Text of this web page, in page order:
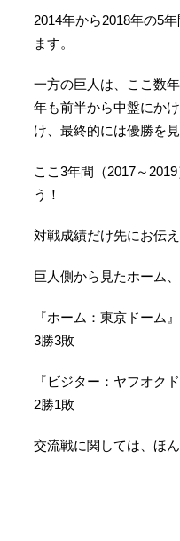
2014年から2018年の5
ます。
一方の巨人は、ここ数
年も前半から中盤にか
け、最終的には優勝を
ここ3年間（2017～
う！
対戦成績だけ先にお伝
巨人側から見たホーム
『ホーム：東京ドーム』
3勝3敗
『ビジター：ヤフオクド
2勝1敗
交流戦に関しては、ほ